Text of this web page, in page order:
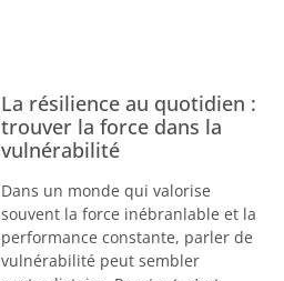
La résilience au quotidien :
trouver la force dans la
vulnérabilité
Dans un monde qui valorise
souvent la force inébranlable et la
performance constante, parler de
vulnérabilité peut sembler